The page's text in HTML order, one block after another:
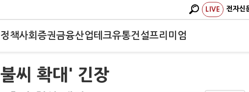
LIVE 전자신
정책사회 증권금융산업테크유통건설프리미엄
씨 확대' 긴장